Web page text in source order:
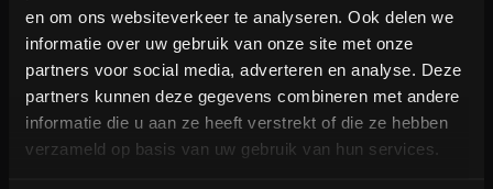
en om ons websiteverkeer te analyseren. Ook delen we
informatie over uw gebruik van onze site met onze
partners voor social media, adverteren en analyse. Deze
partners kunnen deze gegevens combineren met andere
informatie die u aan ze heeft verstrekt of die ze hebben
verzameld op basis van uw gebruik van hun services.
Schrijf je in voor onze nieuwsbrief om op de hoogte te
blijven over onze nieuwe producten, deals en meer
interessante info. Ontvang 5% korting op je eerstvolgende
aankoop! 😀